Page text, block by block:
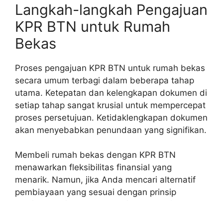
Langkah-langkah Pengajuan
KPR BTN untuk Rumah
Bekas
Proses pengajuan KPR BTN untuk rumah bekas
secara umum terbagi dalam beberapa tahap
utama. Ketepatan dan kelengkapan dokumen di
setiap tahap sangat krusial untuk mempercepat
proses persetujuan. Ketidaklengkapan dokumen
akan menyebabkan penundaan yang signifikan.
Membeli rumah bekas dengan KPR BTN
menawarkan fleksibilitas finansial yang
menarik. Namun, jika Anda mencari alternatif
pembiayaan yang sesuai dengan prinsip